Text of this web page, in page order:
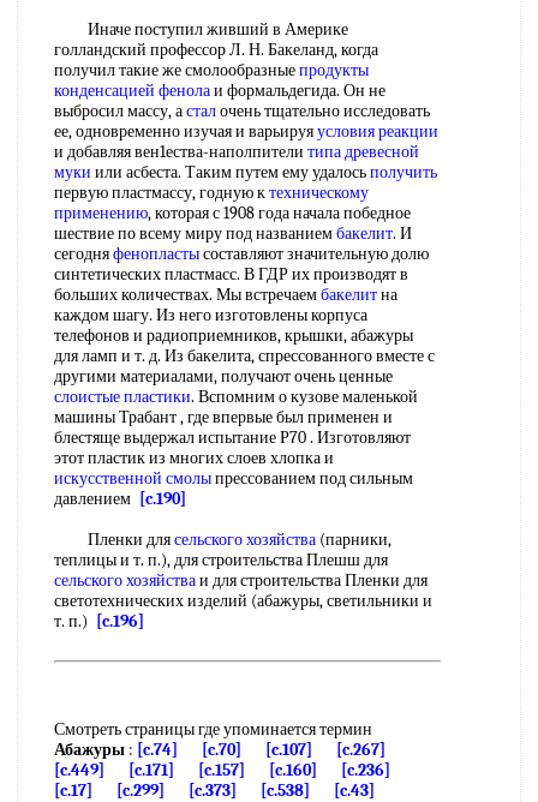
Иначе поступил живший в Америке
голландский профессор Л. Н. Бакеланд, когда
получил такие же смолообразныепродукты
конденсацией фенолаи формальдегида. Он не
выбросил массу, асталочень тщательно исследовать
ее, одновременно изучая и варьируяусловия реакции
и добавляя вен1ества-наполпители типадревесной
муки или асбеста. Таким путем ему удалосьполучить
первую пластмассу, годную ктехническому
применению, которая с 1908 года начала победное
шествие по всему миру под названиембакелит. И
сегодняфенопластысоставляют значительную долю
синтетических пластмасс. В ГДР их производят в
больших количествах. Мы встречаембакелитна
каждом шагу. Из него изготовлены корпуса
телефонов и радиоприемников, крышки, абажуры
для ламп и т. д. Из бакелита, спрессованного вместе с
другими материалами, получают очень ценные
слоистые пластики. Вспомним о кузове маленькой
машины Трабант , где впервые был применен и
блестяще выдержал испытание Р70 . Изготовляют
этот пластик из многих слоев хлопка и
искусственной смолыпрессованием под сильным
давлением [c.190]
Пленки длясельского хозяйства (парники,
теплицы и т. п.), для строительства Плешш для
сельского хозяйстваи для строительства Пленки для
светотехнических изделий (абажуры, светильники и
т. п.)
[c.196]
Смотреть страницы где упоминается термин
Абажуры : [c.74] [c.70] [c.107]
[c.267]
[c.449]
[c.171] [c.157] [c.160]
[c.236]
[c.17]
[c.299] [c.373] [c.538] [c.43]